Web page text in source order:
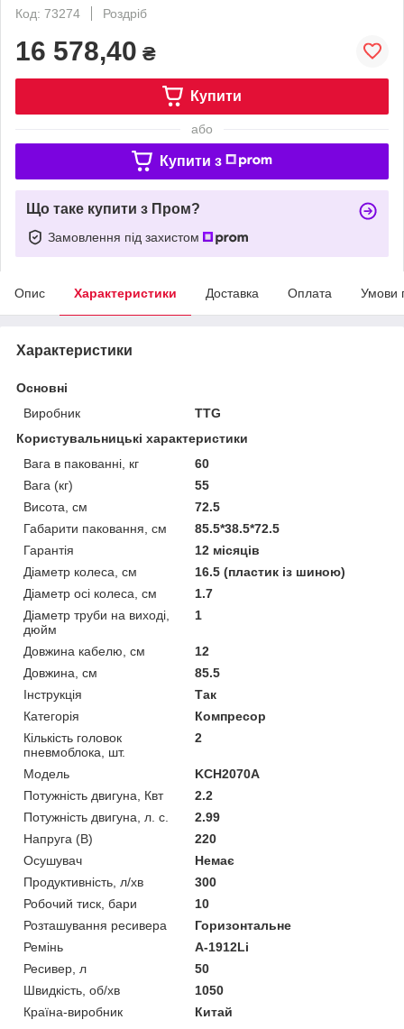
Код: 73274
Роздріб
16 578,40 ₴
Купити
або
Купити з
Що таке купити з Пром?
Замовлення під захистом
Опис Характеристики Доставка Оплата Умови
Характеристики
Основні
Виробник
TTG
Користувальницькі характеристики
Вага в пакованні, кг
60
Вага (кг)
55
Висота, см
72.5
Габарити паковання, см
85.5*38.5*72.5
Гарантія
12 місяців
Діаметр колеса, см
16.5 (пластик із шиною)
Діаметр осі колеса, см
1.7
Діаметр труби на виході,
дюйм
1
Довжина кабелю, см
12
Довжина, см
85.5
Інструкція
Так
Категорія
Компресор
Кількість головок
пневмоблока, шт.
2
Мoдель
KCH2070A
Потужність двигуна, Квт
2.2
Потужність двигуна, л. с.
2.99
Напруга (В)
220
Осушувач
Немає
Продуктивність, л/хв
300
Робочий тиск, бари
10
Розташування ресивера
Горизонтальне
Ремінь
А-1912Li
Ресивер, л
50
Швидкість, об/хв
1050
Країна-виробник
Китай